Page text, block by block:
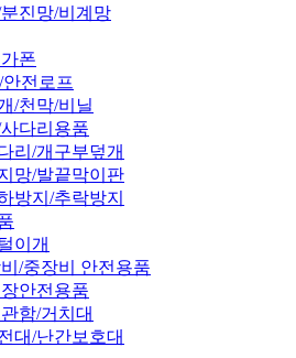
진망/비계망
폰
안전로프
/천막/비닐
다리용품
리/개구부덮개
망/발끝막이판
방지/추락방지
이개
/중장비 안전용품
안전용품
함/거치대
대/난간보호대